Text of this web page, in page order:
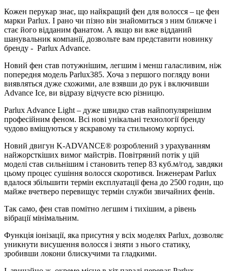
Кожен перукар знає, що найкращий фен для волосся – це фен
марки Parlux. І рано чи пізно він знайомиться з ним ближче і
стає його відданим фанатом. А якщо ви вже відданий
шанувальник компанії, дозвольте вам представити новинку
бренду - Parlux Advance.
Новий фен став потужнішим, легшим і менш галасливим, ніж
попередня модель Parlux385. Хоча з першого погляду вони
виявляться дуже схожими, але взявши до рук і включивши
Advance Ice, ви відразу відчуєте всю різницю.
Parlux Advance Light – дуже швидко став найпопулярнішим
професійним феном. Всі нові унікальні технології бренду
чудово вміщуються у яскравому та стильному корпусі.
Новий двигун K-ADVANCE® розроблений з урахуванням
найжорсткіших вимог майстрів. Повітряний потік у цій
моделі став сильнішим і становить тепер 83 куб.м/год, завдяки
цьому процес сушіння волосся скоротився. Інженерам Parlux
вдалося збільшити термін експлуатації фена до 2500 годин, що
майже вчетверо перевищує термін служби звичайних фенів.
Так само, фен став помітно легшим і тихішим, а рівень
вібрації мінімальним.
Функція іонізації, яка присутня у всіх моделях Parlux, дозволяє
уникнути висушення волосся і зняти з нього статику,
зробивши локони блискучими та гладкими.